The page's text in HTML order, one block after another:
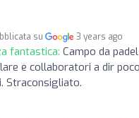
su 3 years ago
fantastica: Campo da
e collaboratori a dir
Straconsigliato.